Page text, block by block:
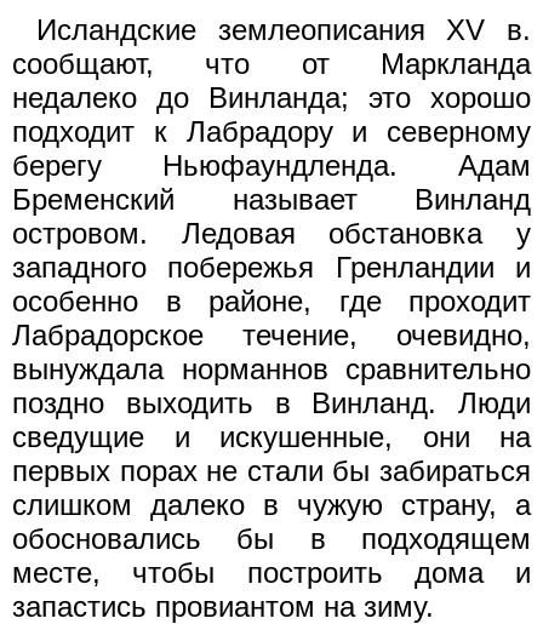
Исландские землеописания XV в.
сообщают, что от Маркланда
недалеко до Винланда; это хорошо
подходит к Лабрадору и северному
берегу Ньюфаундленда. Адам
Бременский называет Винланд
островом. Ледовая обстановка у
западного побережья Гренландии и
особенно в районе, где проходит
Лабрадорское течение, очевидно,
вынуждала норманнов сравнительно
поздно выходить в Винланд. Люди
сведущие и искушенные, они на
первых порах не стали бы забираться
слишком далеко в чужую страну, а
обосновались бы в подходящем
месте, чтобы построить дома и
запастись провиантом на зиму.